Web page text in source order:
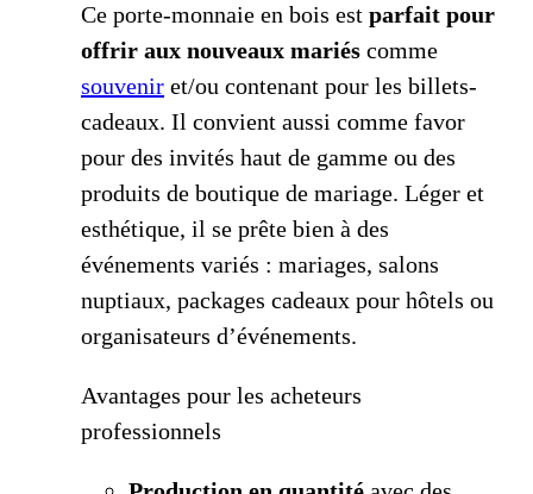
Ce porte-monnaie en bois est parfait pour
offrir aux nouveaux mariés comme
souvenir et/ou contenant pour les billets-
cadeaux. Il convient aussi comme favor
pour des invités haut de gamme ou des
produits de boutique de mariage. Léger et
esthétique, il se prête bien à des
événements variés : mariages, salons
nuptiaux, packages cadeaux pour hôtels ou
organisateurs d’événements.
Avantages pour les acheteurs
professionnels